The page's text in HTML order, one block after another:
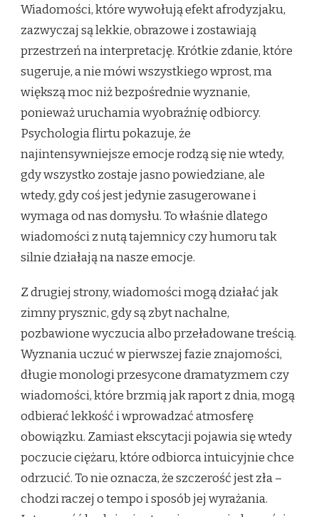
Wiadomości, które wywołują efekt afrodyzjaku,
zazwyczaj są lekkie, obrazowe i zostawiają
przestrzeń na interpretację. Krótkie zdanie, które
sugeruje, a nie mówi wszystkiego wprost, ma
większą moc niż bezpośrednie wyznanie,
ponieważ uruchamia wyobraźnię odbiorcy.
Psychologia flirtu pokazuje, że
najintensywniejsze emocje rodzą się nie wtedy,
gdy wszystko zostaje jasno powiedziane, ale
wtedy, gdy coś jest jedynie zasugerowane i
wymaga od nas domysłu. To właśnie dlatego
wiadomości z nutą tajemnicy czy humoru tak
silnie działają na nasze emocje.
Z drugiej strony, wiadomości mogą działać jak
zimny prysznic, gdy są zbyt nachalne,
pozbawione wyczucia albo przeładowane treścią.
Wyznania uczuć w pierwszej fazie znajomości,
długie monologi przesycone dramatyzmem czy
wiadomości, które brzmią jak raport z dnia, mogą
odbierać lekkość i wprowadzać atmosferę
obowiązku. Zamiast ekscytacji pojawia się wtedy
poczucie ciężaru, które odbiorca intuicyjnie chce
odrzucić. To nie oznacza, że szczerość jest zła –
chodzi raczej o tempo i sposób jej wyrażania.